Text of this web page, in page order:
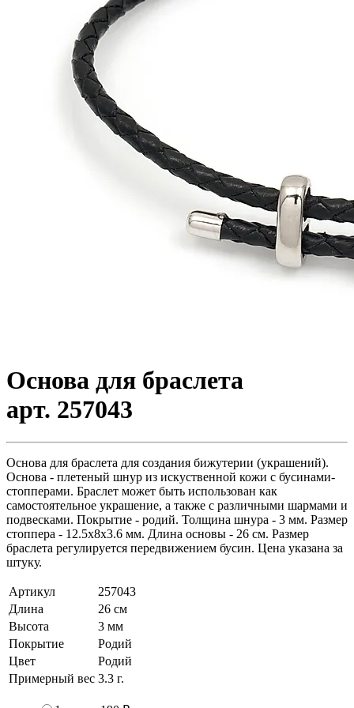
Основа для браслета
арт. 257043
Основа для браслета для создания бижутерии (украшений).
Основа - плетеный шнур из искуственной кожи с бусинами-
стопперами. Браслет может быть использован как
самостоятельное украшение, а также с различными шармами и
подвесками. Покрытие - родий. Толщина шнура - 3 мм. Размер
стоппера - 12.5х8х3.6 мм. Длина основы - 26 см. Размер
браслета регулируется передвижением бусин. Цена указана за
штуку.
Артикул
257043
Длина
26 см
Высота
3 мм
Покрытие
Родий
Цвет
Родий
Примерный вес 3.3 г.